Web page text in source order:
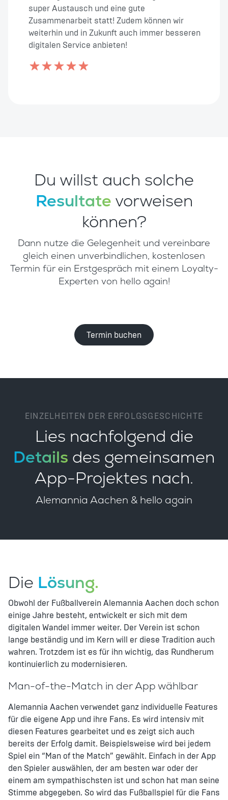
super Austausch und eine gute
Zusammenarbeit statt! Zudem können wir
weiterhin und in Zukunft auch immer besseren
digitalen Service anbieten!
Du willst auch solche
Resultate vorweisen
können?
Dann nutze die Gelegenheit und vereinbare
gleich einen unverbindlichen, kostenlosen
Termin für ein Erstgespräch mit einem Loyalty-
Experten von hello again!
Termin buchen
EINZELHEITEN DER ERFOLGSGESCHICHTE
Lies nachfolgend die
Details des gemeinsamen
App-Projektes nach.
Alemannia Aachen & hello again
Die Lösung.
Obwohl der Fußballverein Alemannia Aachen doch schon
einige Jahre besteht, entwickelt er sich mit dem
digitalen Wandel immer weiter. Der Verein ist schon
lange beständig und im Kern will er diese Tradition auch
wahren. Trotzdem ist es für ihn wichtig, das Rundherum
kontinuierlich zu modernisieren.
Man-of-the-Match in der App wählbar
Alemannia Aachen verwendet ganz individuelle Features
für die eigene App und ihre Fans. Es wird intensiv mit
diesen Features gearbeitet und es zeigt sich auch
bereits der Erfolg damit. Beispielsweise wird bei jedem
Spiel ein “Man of the Match” gewählt. Einfach in der App
den Spieler auswählen, der am besten war oder der
einem am sympathischsten ist und schon hat man seine
Stimme abgegeben. So wird das Fußballspiel für die Fans